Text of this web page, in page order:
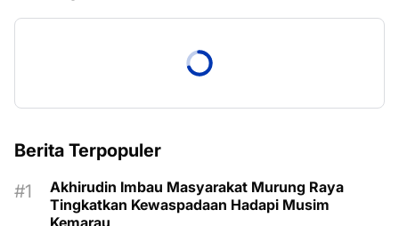
Berita Terpopuler
Akhirudin Imbau Masyarakat Murung Raya
Tingkatkan Kewaspadaan Hadapi Musim
Kemarau